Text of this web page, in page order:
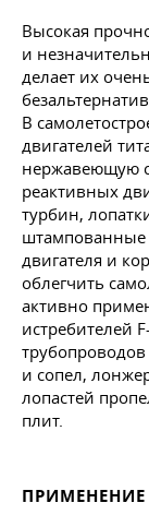
Высокая
и
делает их
В
двигателей
нержавеющую
реактивных
турбин,
штампованные
двигателя и
облегчить
активно
истребителей
и сопел,
лопастей
плит.